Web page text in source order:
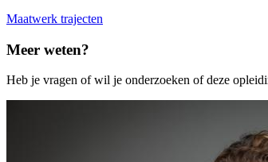
Maatwerk trajecten
Meer weten?
Heb je vragen of wil je onderzoeken of deze